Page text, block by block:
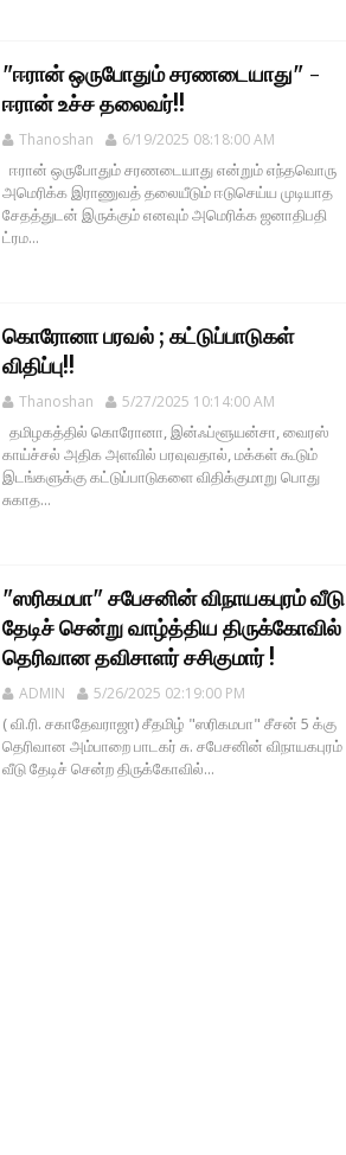
"ஈரான் ஒருபோதும் சரணடையாது" -
ஈரான் உச்ச தலைவர்!!
Thanoshan 6/19/2025 08:18:00 AM
ஈரான் ஒருபோதும் சரணடையாது என்றும் எந்தவொரு
அமெரிக்க இராணுவத் தலையீடும் ஈடுசெய்ய முடியாத
சேதத்துடன் இருக்கும் எனவும் அமெரிக்க ஜனாதிபதி
ட்ரம...
கொரோனா பரவல் ; கட்டுப்பாடுகள்
விதிப்பு!!
Thanoshan 5/27/2025 10:14:00 AM
தமிழகத்தில் கொரோனா, இன்ஃப்ளூயன்சா, வைரஸ்
காய்ச்சல் அதிக அளவில் பரவுவதால், மக்கள் கூடும்
இடங்களுக்கு கட்டுப்பாடுகளை விதிக்குமாறு பொது
சுகாத...
"ஸரிகமபா" சபேசனின் விநாயகபுரம் வீடு
தேடிச் சென்று வாழ்த்திய திருக்கோவில்
தெரிவான தவிசாளர் சசிகுமார் !
ADMIN 5/26/2025 02:19:00 PM
( வி.ரி. சகாதேவராஜா) சீதமிழ் "ஸரிகமபா" சீசன் 5 க்கு
தெரிவான அம்பாறை பாடகர் சு. சபேசனின் விநாயகபுரம்
வீடு தேடிச் சென்ற திருக்கோவில்...